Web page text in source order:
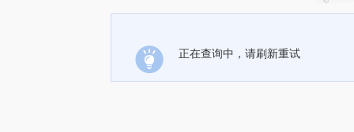
正在查询中，请刷新重试